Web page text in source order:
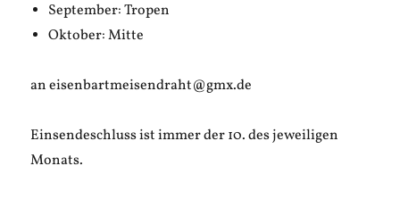
September: Tropen
Oktober: Mitte
an eisenbartmeisendraht@gmx.de
Einsendeschluss ist immer der 10. des jeweiligen
Monats.